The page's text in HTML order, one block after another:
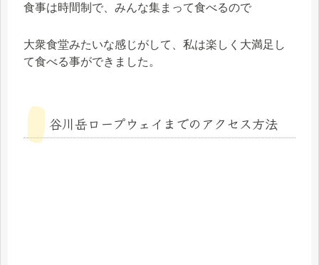
食事は時間制で、みんな集まって食べるので
大衆食堂みたいな感じがして、私は楽しく大満足し
て食べる事ができました。
谷川岳ロープウェイまでのアクセス方法